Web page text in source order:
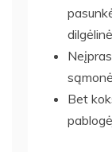
dilgėlinė.
Bet